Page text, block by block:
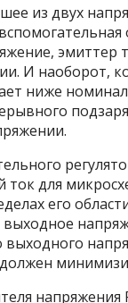
из двух
эмиттер
И наоборот,
ниже
ток для
его
выходное
должен
напряжения